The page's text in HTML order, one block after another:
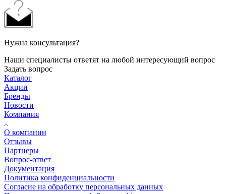
Нужна консультация?
Наши специалисты ответят на любой интересующий вопрос
Задать вопрос
Каталог
Акции
Бренды
Новости
Компания
О компании
Отзывы
Партнеры
Вопрос-ответ
Документация
Политика конфиденциальности
Согласие на обработку персональных данных